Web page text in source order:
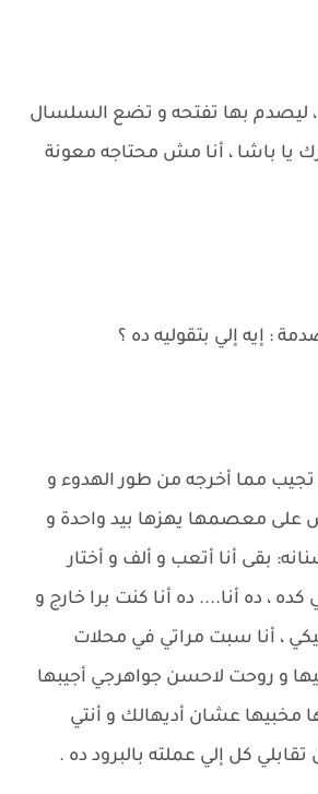
ليصدم بها تفتحه و تضع السلسال
يا باشا ، أنا مش محتاجه معونة
: إيه إلي بتقوليه ده ؟
تجيب مما أخرجه من طور الهدوء و
على معصمها يهزها بيد واحدة و
بقى أنا أتعب و ألف و أختار
، ده أنا.... ده أنا كنت برا خارج و
، أنا سبت مراتي في محلات
و روحت لاحسن جواهرجي أجيبها
عشان أديهالك و أنتي
كل إلي عملته بالبرود ده .